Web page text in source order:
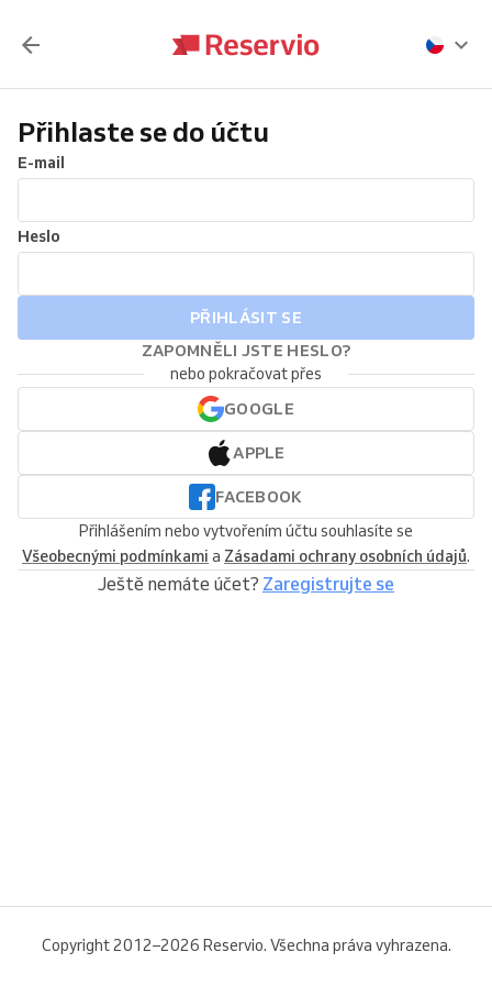
Přihlaste se do účtu
E-mail
Heslo
PŘIHLÁSIT SE
ZAPOMNĚLI JSTE HESLO?
nebo pokračovat přes
GOOGLE
APPLE
FACEBOOK
Přihlášením nebo vytvořením účtu souhlasíte se
Všeobecnými podmínkami a Zásadami ochrany osobních údajů.
Ještě nemáte účet? Zaregistrujte se
Copyright 2012–2026 Reservio. Všechna práva vyhrazena.